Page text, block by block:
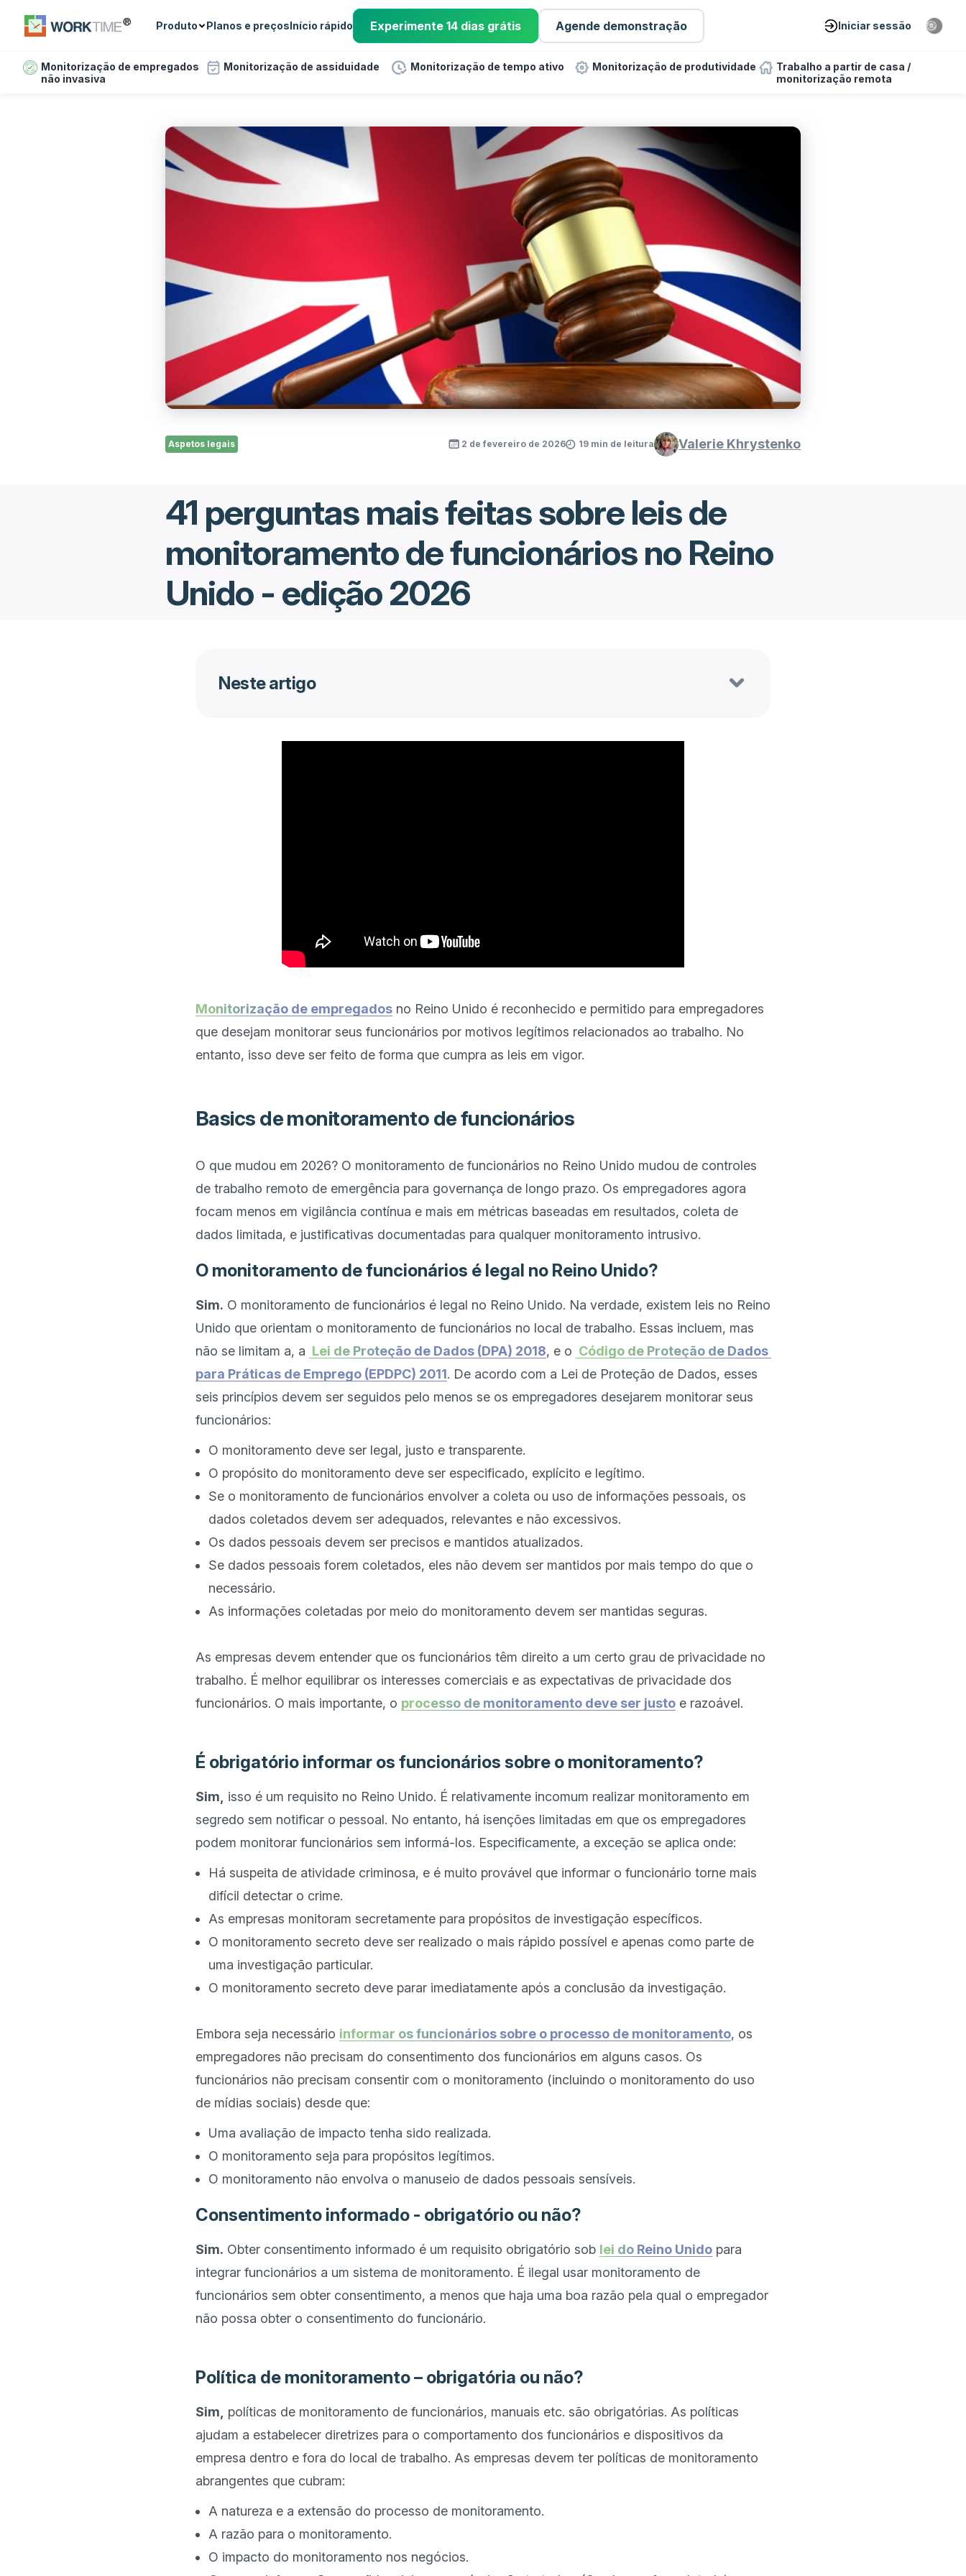
Produto Planos e preçosInício rápido Experimente 14 dias grátis Agende demonstração Iniciar sessão
Monitorização de empregados
não invasiva
Monitorização de assiduidade Monitorização de tempo ativo Monitorização de produtividade
Trabalho a partir de casa /
monitorização remota
Aspetos legais 2 de fevereiro de 2026 19 min de leitura Valerie Khrystenko
41 perguntas mais feitas sobre leis de
monitoramento de funcionários no Reino
Unido - edição 2026
Neste artigo
Monitorização de empregados no Reino Unido é reconhecido e permitido para empregadores
que desejam monitorar seus funcionários por motivos legítimos relacionados ao trabalho. No
Basics de monitoramento de funcionários
O que mudou em 2026? O monitoramento de funcionários no Reino Unido mudou de controles
de trabalho remoto de emergência para governança de longo prazo. Os empregadores agora
focam menos em vigilância contínua e mais em métricas baseadas em resultados, coleta de
O monitoramento de funcionários é legal no Reino Unido?
Sim. O monitoramento de funcionários é legal no Reino Unido. Na verdade, existem leis no Reino
Unido que orientam o monitoramento de funcionários no local de trabalho. Essas incluem, mas
não se limitam a, a Lei de Proteção de Dados (DPA) 2018, e o Código de Proteção de Dados
para Práticas de Emprego (EPDPC) 2011. De acordo com a Lei de Proteção de Dados, esses
seis princípios devem ser seguidos pelo menos se os empregadores desejarem monitorar seus
O monitoramento deve ser legal, justo e transparente.
O propósito do monitoramento deve ser especificado, explícito e legítimo.
Se o monitoramento de funcionários envolver a coleta ou uso de informações pessoais, os
dados coletados devem ser adequados, relevantes e não excessivos.
Os dados pessoais devem ser precisos e mantidos atualizados.
Se dados pessoais forem coletados, eles não devem ser mantidos por mais tempo do que o
necessário.
As informações coletadas por meio do monitoramento devem ser mantidas seguras.
As empresas devem entender que os funcionários têm direito a um certo grau de privacidade no
trabalho. É melhor equilibrar os interesses comerciais e as expectativas de privacidade dos
funcionários. O mais importante, o processo de monitoramento deve ser justo e razoável.
É obrigatório informar os funcionários sobre o monitoramento?
Sim,
isso é um requisito no Reino Unido. É relativamente incomum realizar monitoramento em
segredo sem notificar o pessoal. No entanto, há isenções limitadas em que os empregadores
Há suspeita de atividade criminosa, e é muito provável que informar o funcionário torne mais
difícil detectar o crime.
As empresas monitoram secretamente para propósitos de investigação específicos.
O monitoramento secreto deve ser realizado o mais rápido possível e apenas como parte de
uma investigação particular.
O monitoramento secreto deve parar imediatamente após a conclusão da investigação.
Embora seja necessário informar os funcionários sobre o processo de monitoramento, os
empregadores não precisam do consentimento dos funcionários em alguns casos. Os
funcionários não precisam consentir com o monitoramento (incluindo o monitoramento do uso
Uma avaliação de impacto tenha sido realizada.
O monitoramento seja para propósitos legítimos.
O monitoramento não envolva o manuseio de dados pessoais sensíveis.
Consentimento informado - obrigatório ou não?
Sim. Obter consentimento informado é um requisito obrigatório sob lei do Reino Unido para
integrar funcionários a um sistema de monitoramento. É ilegal usar monitoramento de
funcionários sem obter consentimento, a menos que haja uma boa razão pela qual o empregador
não possa obter o consentimento do funcionário.
Política de monitoramento – obrigatória ou não?
Sim,
políticas de monitoramento de funcionários, manuais etc. são obrigatórias. As políticas
ajudam a estabelecer diretrizes para o comportamento dos funcionários e dispositivos da
empresa dentro e fora do local de trabalho. As empresas devem ter políticas de monitoramento
A natureza e a extensão do processo de monitoramento.
A razão para o monitoramento.
O impacto do monitoramento nos negócios.